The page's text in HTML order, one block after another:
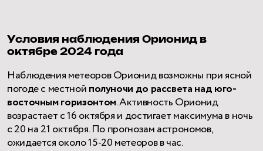
Условия наблюдения Орионид в
октябре 2024 года
Наблюдения метеоров Орионид возможны при ясной
погоде с местнойполуночи до рассвета над юго-
восточным горизонтом. Активность Орионид
возрастает с 16 октября и достигает максимума в ночь
с 20 на 21 октября. По прогнозам астрономов,
ожидается около 15-20 метеоров в час.